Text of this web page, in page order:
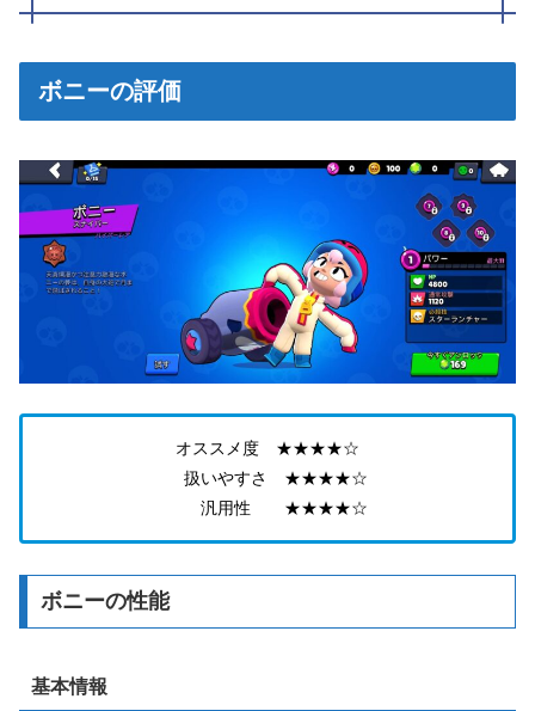
ボニーの評価
オススメ度 ★★★★☆
扱いやすさ ★★★★☆
汎用性 ★★★★☆
ボニーの性能
基本情報